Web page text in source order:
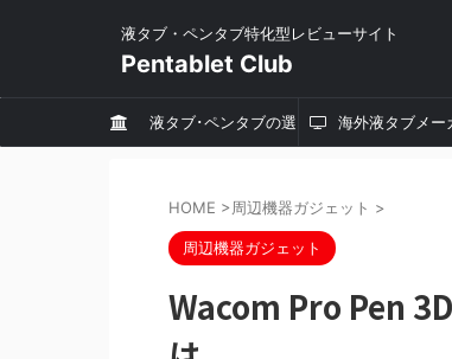
液タブ・ペンタブ特化型レビューサイト
Pentablet Club
液タブ･ペンタブの選 海外液タブメー
HOME >周辺機器ガジェット >
周辺機器ガジェット
Wacom Pro Pen